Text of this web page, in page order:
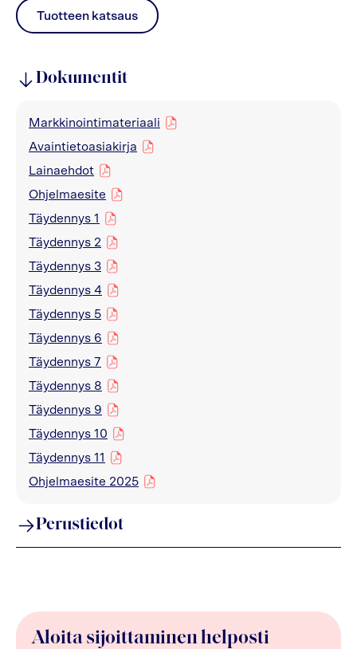
Tuotteen katsaus
pdf
Dokumentit
Markkinointimateriaali
pdf
Avaintietoasiakirja
pdf
Lainaehdot
pdf
Ohjelmaesite
pdf
Täydennys 1
pdf
Täydennys 2
pdf
Täydennys 3
pdf
Täydennys 4
pdf
Täydennys 5
pdf
Täydennys 6
pdf
Täydennys 7
pdf
Täydennys 8
pdf
Täydennys 9
pdf
Täydennys 10
pdf
Täydennys 11
pdf
Ohjelmaesite 2025
pdf
Perustiedot
Aloita sijoittaminen helposti